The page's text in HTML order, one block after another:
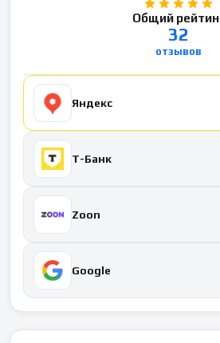
Общий
32
отзывов
Яндекс
Т-Банк
Zoon
Google